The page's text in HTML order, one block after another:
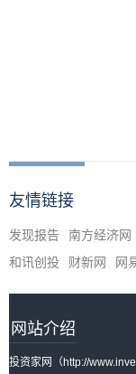
友情链接
发现报告 南方经济网
和讯创投
财新网 网
网站介绍
投资家网（http://